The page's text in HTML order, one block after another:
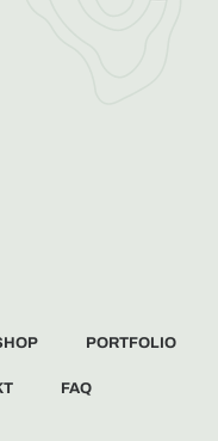
PORTFOLIO
FAQ